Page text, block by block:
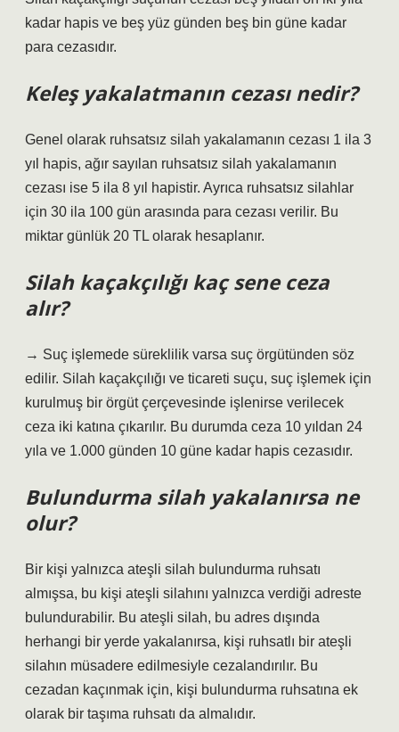
kadar hapis ve beş yüz günden beş bin güne kadar
para cezasıdır.
Keleş yakalatmanın cezası nedir?
Genel olarak ruhsatsız silah yakalamanın cezası 1 ila 3
yıl hapis, ağır sayılan ruhsatsız silah yakalamanın
cezası ise 5 ila 8 yıl hapistir. Ayrıca ruhsatsız silahlar
için 30 ila 100 gün arasında para cezası verilir. Bu
miktar günlük 20 TL olarak hesaplanır.
Silah kaçakçılığı kaç sene ceza
alır?
→ Suç işlemede süreklilik varsa suç örgütünden söz
edilir. Silah kaçakçılığı ve ticareti suçu, suç işlemek için
kurulmuş bir örgüt çerçevesinde işlenirse verilecek
ceza iki katına çıkarılır. Bu durumda ceza 10 yıldan 24
yıla ve 1.000 günden 10 güne kadar hapis cezasıdır.
Bulundurma silah yakalanırsa ne
olur?
Bir kişi yalnızca ateşli silah bulundurma ruhsatı
almışsa, bu kişi ateşli silahını yalnızca verdiği adreste
bulundurabilir. Bu ateşli silah, bu adres dışında
herhangi bir yerde yakalanırsa, kişi ruhsatlı bir ateşli
silahın müsadere edilmesiyle cezalandırılır. Bu
cezadan kaçınmak için, kişi bulundurma ruhsatına ek
olarak bir taşıma ruhsatı da almalıdır.